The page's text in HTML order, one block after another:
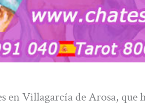
en Villagarcía de Arosa, que